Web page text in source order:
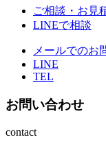
ご相談・お見
LINEで相談
メールでのお
LINE
TEL
お問い合わせ
contact